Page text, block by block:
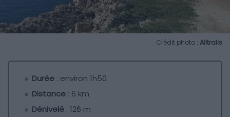
Crédit photo : Alltrails
Durée : environ 1h50
Distance : 6 km
Dénivelé : 126 m